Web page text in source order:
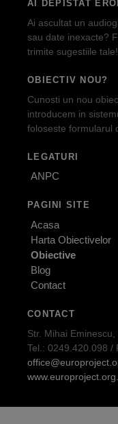
AI DEPISTAT
Ai ascultat un
sau date inexacte?
trimite sugestiile
OBIECTIV NOU?
Cunosti un nou
introducem in
foloseste formularul
LEGATURI
ANPC
PAGINI SITE
Acasa
Harta Obiectivelor
Obiective
Blog
Contact
CONTACT
Str. Mihai
Tel.: 0249.420.098 /